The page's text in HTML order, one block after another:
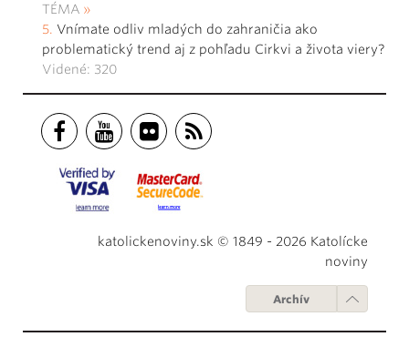
TÉMA
Vnímate odliv mladých do zahraničia ako
problematický trend aj z pohľadu Cirkvi a života viery?
Videné: 320
katolickenoviny.sk © 1849 - 2026 Katolícke
noviny
Archív